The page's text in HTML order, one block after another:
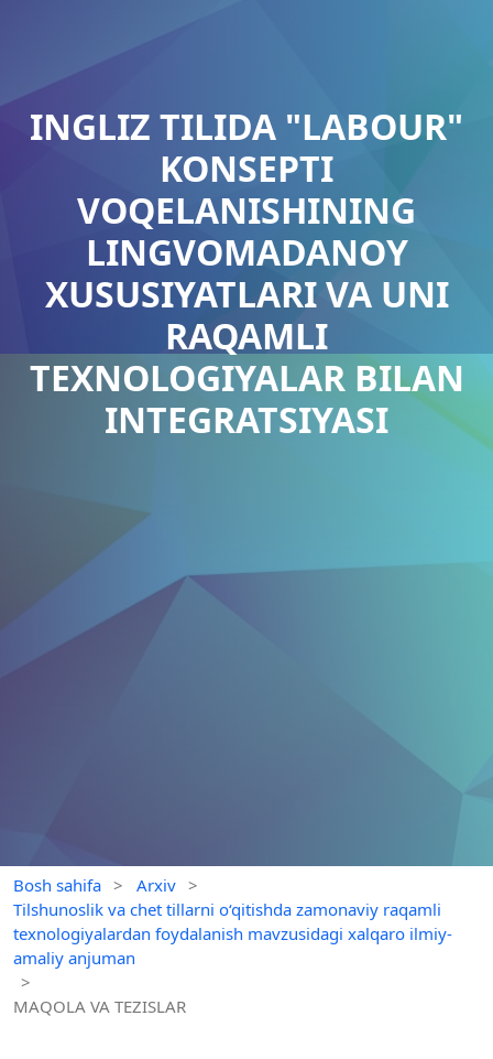
INGLIZ TILIDA "LABOUR"
KONSEPTI
VOQELANISHINING
LINGVOMADANOY
XUSUSIYATLARI VA UNI
RAQAMLI
TEXNOLOGIYALAR BILAN
INTEGRATSIYASI
Bosh sahifa > Arxiv >
Tilshunoslik va chet tillarni o‘qitishda zamonaviy raqamli
texnologiyalardan foydalanish mavzusidagi xalqaro ilmiy-
amaliy anjuman
>
MAQOLA VA TEZISLAR